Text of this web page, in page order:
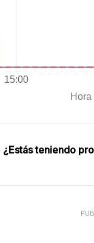
¿Estás teniendo